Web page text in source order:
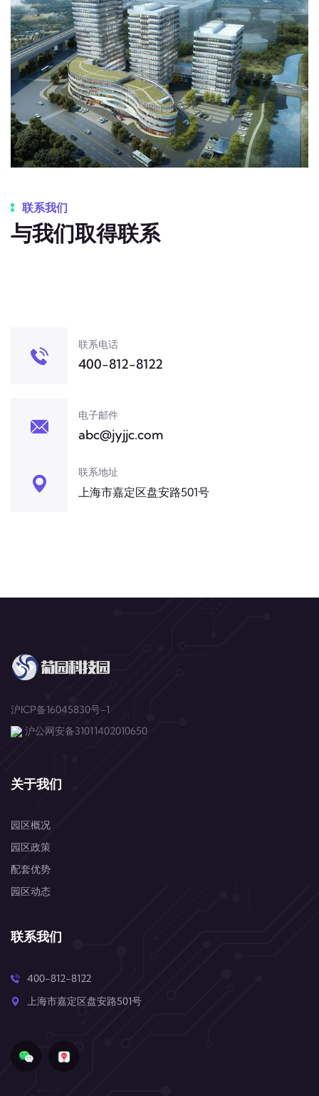
联系我们
与我们取得联系
联系电话
400-812-8122
电子邮件
abc@jyjjc.com
联系地址
上海市嘉定区盘安路501号
沪ICP备16045830号-1
沪公网安备31011402010650
关于我们
园区概况
园区政策
配套优势
园区动态
联系我们
400-812-8122
上海市嘉定区盘安路501号